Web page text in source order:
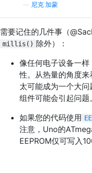
尼克·加蒙
需要记住的几件事（
millis() 除外）：
像任何电子设备一
性。从热量的角度
太可能成为一个大
组件可能会引起问题。
如果您的代码使用
注意，Uno的
EEPROM仅可写入